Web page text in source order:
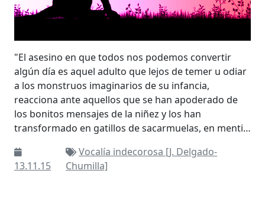
"El asesino en que todos nos podemos convertir
algún día es aquel adulto que lejos de temer u odiar
a los monstruos imaginarios de su infancia,
reacciona ante aquellos que se han apoderado de
los bonitos mensajes de la niñez y los han
transformado en gatillos de sacarmuelas, en menti…
13.11.15
Vocalía indecorosa [J. Delgado-
Chumilla]